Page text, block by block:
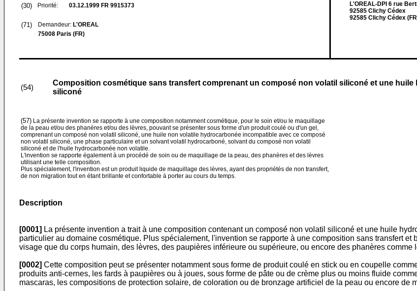
(30) Priorité: 03.12.1999 FR 9915373
(71) Demandeur: L'OREAL
75008 Paris (FR)
L'OREAL-DPI 6 rue
92585 Clichy Cédex
92585 Clichy Cédex
(54)
Composition cosmétique sans transfert comprenant un composé non volatil siliconé et une
siliconé
(57) La présente invention se rapporte à une composition notamment cosmétique, pour le soin et/ou le maquillage
de la peau et/ou des phanères et/ou des lèvres, pouvant se présenter sous forme d'un produit coulé ou d'un gel,
comprenant un composé non volatil siliconé, une huile non volatile hydrocarbonée incompatible avec ce composé
non volatil siliconé, une phase particulaire et un solvant volatil hydrocarboné, solvant du composé non volatil
siliconé et de l'huile hydrocarbonée non volatile.
L'invention se rapporte également à un procédé de soin ou de maquillage de la peau, des phanères et des lèvres
utilisant une telle composition.
Plus spécialement, l'invention est un produit liquide de maquillage des lèvres, ayant des propriétés de non transfert,
de non migration tout en étant brillante et confortable à porter au cours du temps.
Description
[0001] La présente invention a trait à une composition contenant un composé non volatil siliconé et une huile
particulier au domaine cosmétique. Plus spécialement, l'invention se rapporte à une composition sans transfert
visage que du corps humain, des lèvres, des paupières inférieure ou supérieure, ou encore des phanères
[0002] Cette composition peut se présenter notamment sous forme de produit coulé en stick ou en coupelle
produits anti-cernes, les fards à paupières ou à joues, sous forme de pâte ou de crème plus ou moins fluide
mascaras, les compositions de protection solaire, de coloration ou de bronzage artificiel de la peau ou encore de